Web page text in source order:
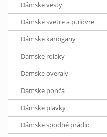
Dámske vesty
Dámske svetre a pulóvre
Dámske kardigany
Dámske roláky
Dámske overaly
Dámske pončá
Dámske plavky
Dámske spodné prádlo